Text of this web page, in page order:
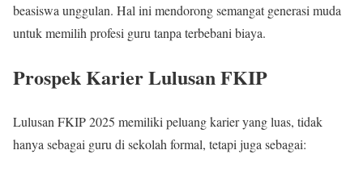
beasiswa unggulan. Hal ini mendorong semangat generasi muda
untuk memilih profesi guru tanpa terbebani biaya.
Prospek Karier Lulusan FKIP
Lulusan FKIP 2025 memiliki peluang karier yang luas, tidak
hanya sebagai guru di sekolah formal, tetapi juga sebagai: